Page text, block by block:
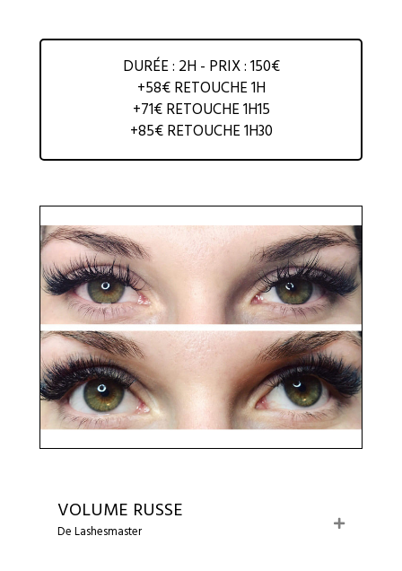
d
DURÉE : 2H - PRIX : 150€
+58€ RETOUCHE 1H
+71€ RETOUCHE 1H15
+85€ RETOUCHE 1H30
VOLUME RUSSE
De Lashesmaster
E